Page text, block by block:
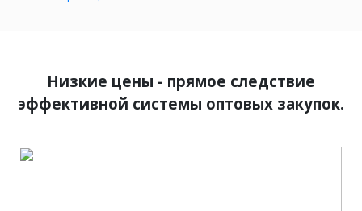
Низкие цены - прямое следствие
эффективной системы оптовых закупок.